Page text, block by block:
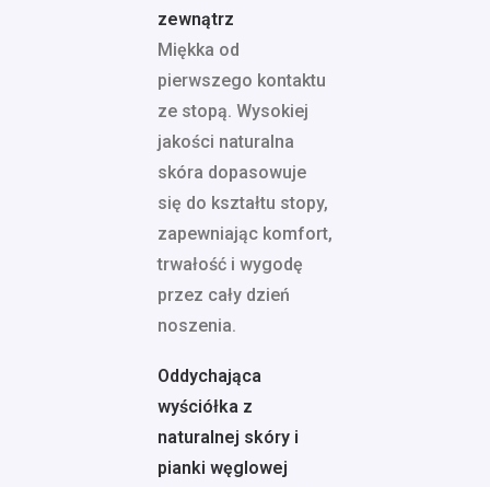
zewnątrz
Miękka od
pierwszego kontaktu
ze stopą. Wysokiej
jakości naturalna
skóra dopasowuje
się do kształtu stopy,
zapewniając komfort,
trwałość i wygodę
przez cały dzień
noszenia.
Oddychająca
wyściółka z
naturalnej skóry i
pianki węglowej